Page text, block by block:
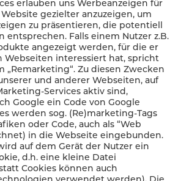
erlauben uns Werbeanzeigen für
gezielter anzuzeigen, um
zu präsentieren, die potentiell
entsprechen. Falls einem Nutzer z.B.
angezeigt werden, für die er
Webseiten interessiert hat, spricht
„Remarketing“. Zu diesen Zwecken
und anderer Webseiten, auf
Services aktiv sind,
Google ein Code von Google
werden sog. (Re)marketing-Tags
oder Code, auch als “Web
in die Webseite eingebunden.
auf dem Gerät der Nutzer ein
d.h. eine kleine Datei
Cookies können auch